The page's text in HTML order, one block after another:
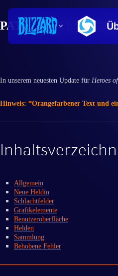
PATCHNOTES FÜR
In unserem neuesten Update für Heroes
Hinweis: *Orangefarbener Text und
Allgemein
Neue Heldin
Schlachtfelder
Grafikelemente
Benutzeroberfläche
Helden
Sammlung
Behobene Fehler